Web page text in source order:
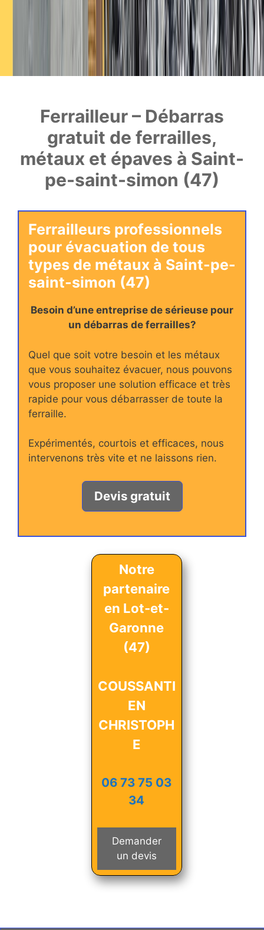
Ferrailleur – Débarras
gratuit de ferrailles,
métaux et épaves à Saint-
pe-saint-simon (47)
Ferrailleurs professionnels
pour évacuation de tous
types de métaux à Saint-pe-
saint-simon (47)
Besoin d’une entreprise de sérieuse pour
un débarras de ferrailles?
Quel que soit votre besoin et les métaux
que vous souhaitez évacuer, nous pouvons
vous proposer une solution efficace et très
rapide pour vous débarrasser de toute la
ferraille.
Expérimentés, courtois et efficaces, nous
intervenons très vite et ne laissons rien.
Devis gratuit
Notre
partenaire
en Lot-et-
Garonne
(47)
COUSSANTI
EN
CHRISTOPH
E
06 73 75 03
34
Demander
un devis